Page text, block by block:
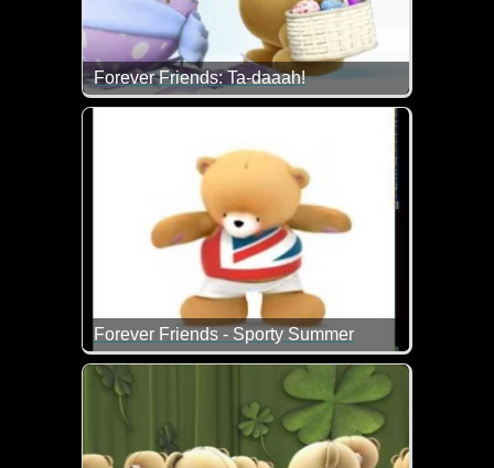
Forever Friends: Ta-daaah!
Frohe Ostern wünschen dir die Bärchen und ich...
Forever Friends - Sporty Summer
Jetzt solltest du langsam auch mal wieder